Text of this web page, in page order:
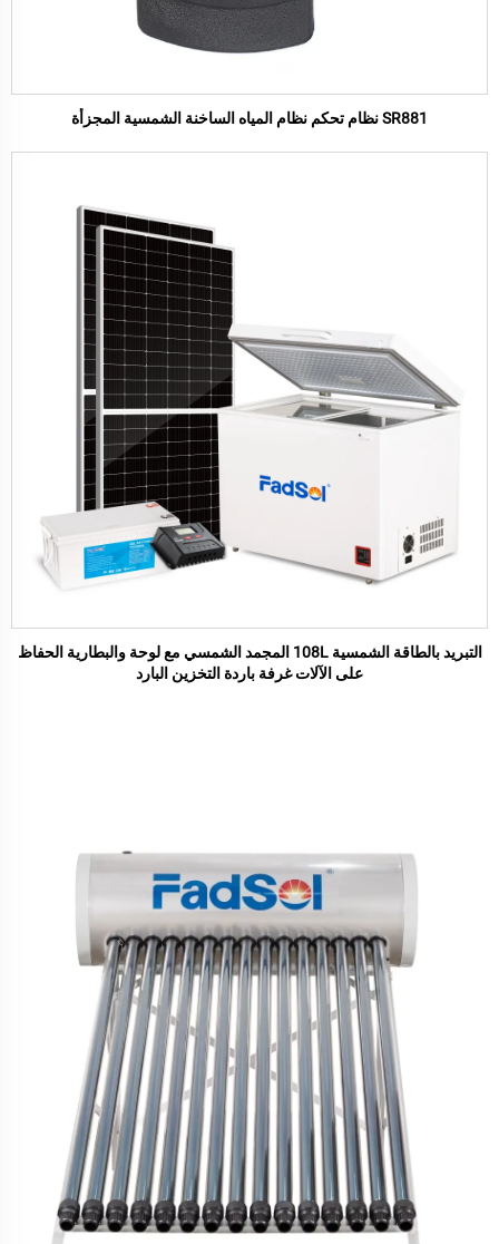
SR881 نظام تحكم نظام المياه الساخنة الشمسية المجزأة
التبريد بالطاقة الشمسية 108L المجمد الشمسي مع لوحة والبطارية الحفاظ
على الآلات غرفة باردة التخزين البارد